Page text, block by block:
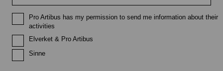
Pro Artibus has my permission to send me information about their
activities
Elverket & Pro Artibus
Sinne